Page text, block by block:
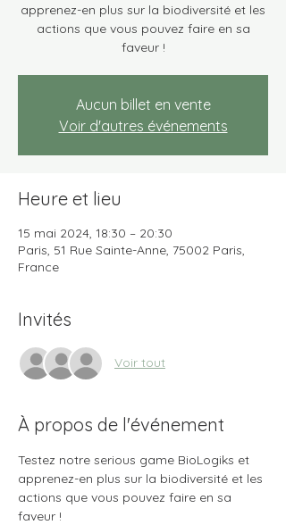
apprenez-en plus sur la biodiversité et les
actions que vous pouvez faire en sa
faveur !
Aucun billet en vente
Voir d'autres événements
Heure et lieu
15 mai 2024, 18:30 – 20:30
Paris, 51 Rue Sainte-Anne, 75002 Paris,
France
Invités
Voir tout
À propos de l'événement
Testez notre serious game BioLogiks et
apprenez-en plus sur la biodiversité et les
actions que vous pouvez faire en sa
faveur !